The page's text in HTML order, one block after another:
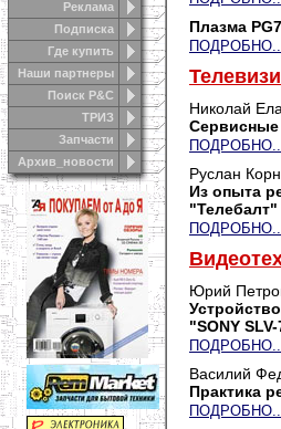
Реклама
Подписка
Где купить
Наши партнеры
Поиск Р&С
ТРИЗ
Запчасти
Архив_новости
Плазма
Николай
Сервисные
Руслан
Из опыта
"Телебалт"
Юрий
"SONY
Василий
Практика